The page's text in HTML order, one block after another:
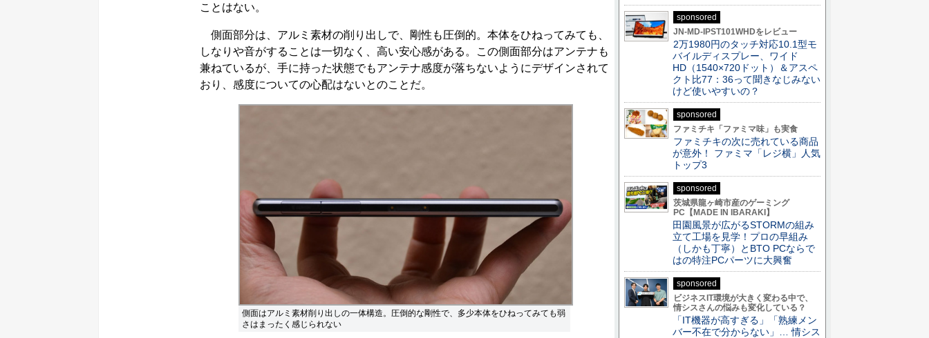
ことはない。
側面部分は、アルミ素材の削り出しで、剛性も圧倒的。本体をひねってみても、
しなりや音がすることは一切なく、高い安心感がある。この側面部分はアンテナも
兼ねているが、手に持った状態でもアンテナ感度が落ちないようにデザインされて
おり、感度についての心配はないとのことだ。
側面はアルミ素材削り出しの一体構造。圧倒的な剛性で、多少本体をひねってみても弱
さはまったく感じられない
sponsored
JN-MD-IPST101WHDをレビュー
2万1980円のタッチ対応10.1型モ
バイルディスプレー、ワイド
HD（1540×720ドット）＆アスペ
クト比77：36って聞きなじみない
けど使いやすいの？
sponsored
ファミチキ「ファミマ味」も実食
ファミチキの次に売れている商品
が意外！ ファミマ「レジ横」人気
トップ3
sponsored
茨城県龍ヶ崎市産のゲーミング
PC【MADE IN IBARAKI】
田園風景が広がるSTORMの組み
立て工場を見学！プロの早組み
（しかも丁寧）とBTO PCならで
はの特注PCパーツに大興奮
sponsored
ビジネスIT環境が大きく変わる中で、
情シスさんの悩みも変化している？
「IT機器が高すぎる」「熟練メン
バー不在で分からない」… 情シス